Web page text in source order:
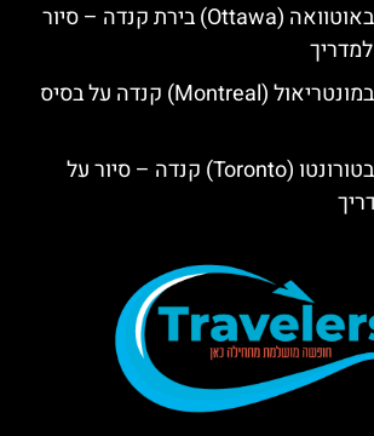
סיורים חינמיים באוטוואה (Ottawa) בירת קנדה – סיור
סיורים חינמיים במונטריאול (Montreal) קנדה על בסיס
סיורים חינמיים בטורונטו (Toronto) קנדה – סיור על